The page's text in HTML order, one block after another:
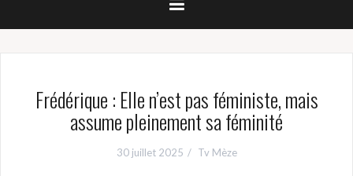
Frédérique : Elle n’est pas féministe, mais
assume pleinement sa féminité
30 juillet 2025 Tv Mèze